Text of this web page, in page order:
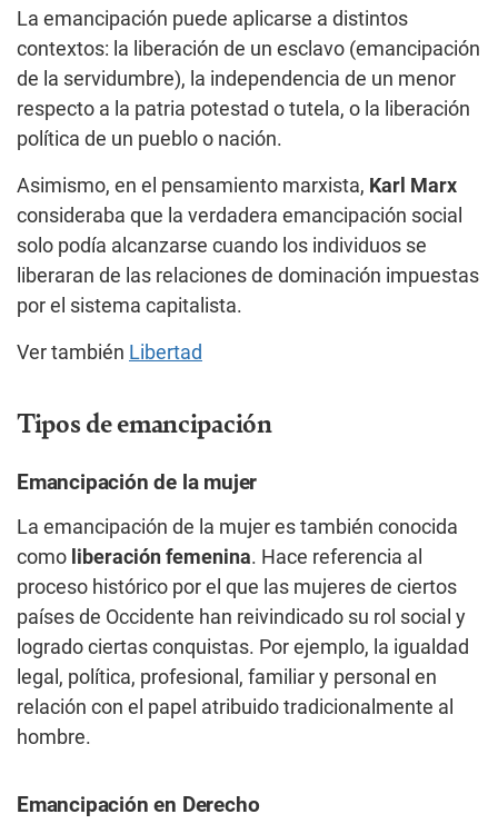
La emancipación puede aplicarse a distintos
contextos: la liberación de un esclavo (emancipación
de la servidumbre), la independencia de un menor
respecto a la patria potestad o tutela, o la liberación
política de un pueblo o nación.
Asimismo, en el pensamiento marxista, Karl Marx
consideraba que la verdadera emancipación social
solo podía alcanzarse cuando los individuos se
liberaran de las relaciones de dominación impuestas
por el sistema capitalista.
Ver también Libertad
Tipos de emancipación
Emancipación de la mujer
La emancipación de la mujer es también conocida
como liberación femenina. Hace referencia al
proceso histórico por el que las mujeres de ciertos
países de Occidente han reivindicado su rol social y
logrado ciertas conquistas. Por ejemplo, la igualdad
legal, política, profesional, familiar y personal en
relación con el papel atribuido tradicionalmente al
hombre.
Emancipación en Derecho